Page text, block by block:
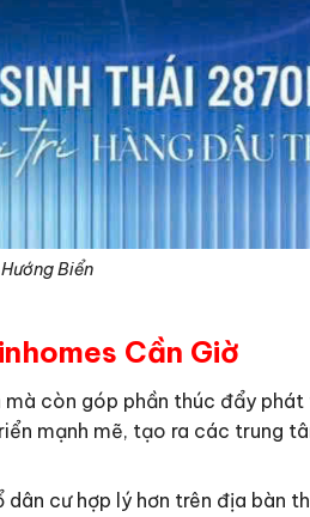
Biển
Cần Giờ
còn góp phần thúc đẩy phát
mạnh mẽ, tạo ra các trung
cư hợp lý hơn trên địa bàn